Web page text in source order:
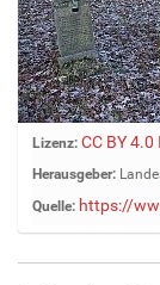
Z
e
g
e
B
Lizenz: CC BY
Herausgeber:
Quelle: https://